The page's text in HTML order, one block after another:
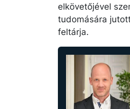
elkövetőjével
tudomására
feltárja.